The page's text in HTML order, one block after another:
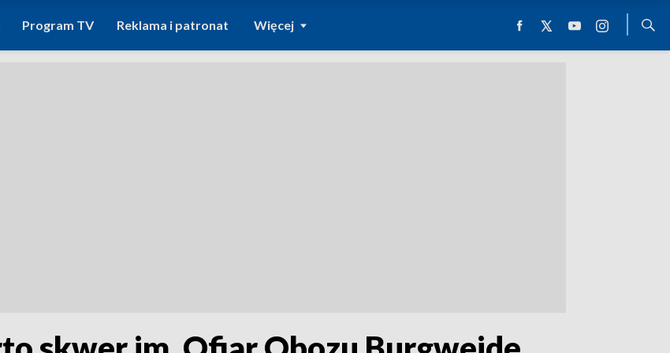
Program TV Reklama i patronat Więcej